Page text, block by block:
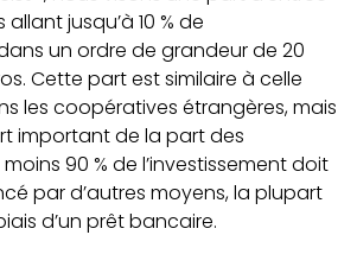
jusqu’à 10 % de
un ordre de grandeur de 20
Cette part est similaire à celle
les coopératives étrangères, mais
important de la part des
90 % de l’investissement doit
par d’autres moyens, la plupart
d’un prêt bancaire.